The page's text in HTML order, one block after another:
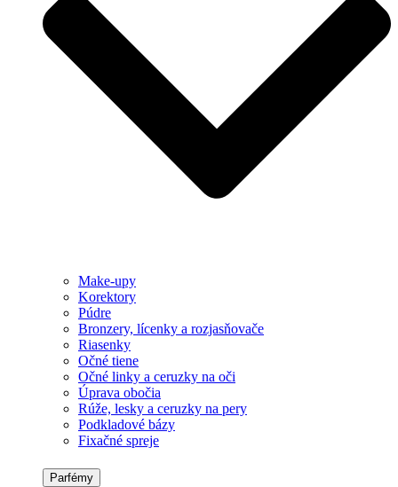
Make-upy
Korektory
Púdre
Bronzery, lícenky a rozjasňovače
Riasenky
Očné tiene
Očné linky a ceruzky na oči
Úprava obočia
Rúže, lesky a ceruzky na pery
Podkladové bázy
Fixačné spreje
Parfémy